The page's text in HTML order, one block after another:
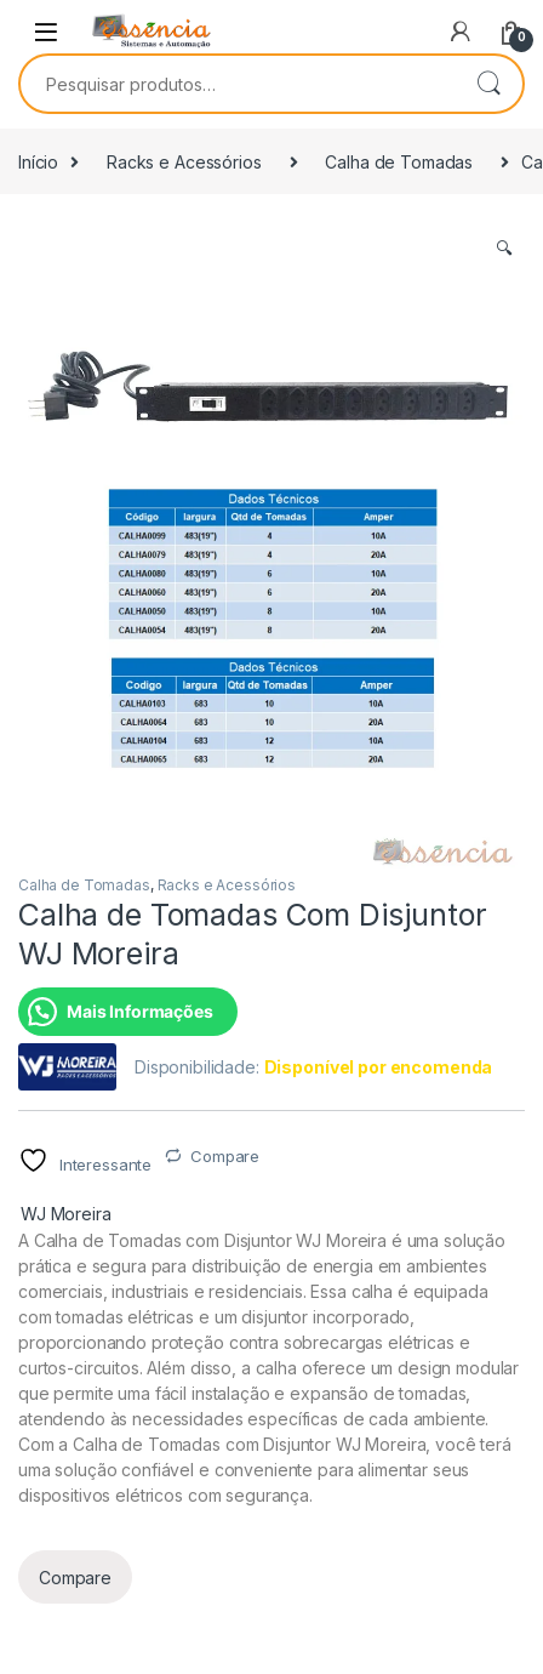
0
Início Racks e Acessórios Calha de Tomadas
🔍
Calha de Tomadas, Racks e Acessórios
Calha de Tomadas Com Disjuntor
WJ Moreira
Mais Informações
Disponibilidade: Disponível por encomenda
Interessante Compare
WJ Moreira
A Calha de Tomadas com Disjuntor WJ Moreira é uma solução
prática e segura para distribuição de energia em ambientes
comerciais, industriais e residenciais. Essa calha é equipada
com tomadas elétricas e um disjuntor incorporado,
proporcionando proteção contra sobrecargas elétricas e
curtos-circuitos. Além disso, a calha oferece um design modular
que permite uma fácil instalação e expansão de tomadas,
atendendo às necessidades específicas de cada ambiente.
Com a Calha de Tomadas com Disjuntor WJ Moreira, você terá
uma solução confiável e conveniente para alimentar seus
dispositivos elétricos com segurança.
Compare